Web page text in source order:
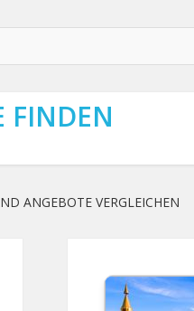
FINDEN
ANGEBOTE VERGLEICHEN